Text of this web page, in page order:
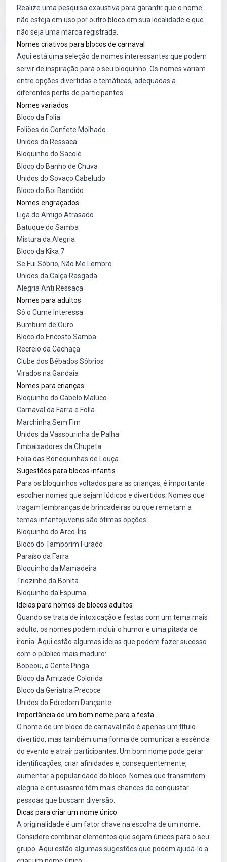
Realize uma pesquisa exaustiva para garantir que o nome
não esteja em uso por outro bloco em sua localidade e que
não seja uma marca registrada.
Nomes criativos para blocos de carnaval
Aqui está uma seleção de nomes interessantes que podem
servir de inspiração para o seu bloquinho. Os nomes variam
entre opções divertidas e temáticas, adequadas a
diferentes perfis de participantes:
Nomes variados
Bloco da Folia
Foliões do Confete Molhado
Unidos da Ressaca
Bloquinho do Sacolé
Bloco do Banho de Chuva
Unidos do Sovaco Cabeludo
Bloco do Boi Bandido
Nomes engraçados
Liga do Amigo Atrasado
Batuque do Samba
Mistura da Alegria
Bloco da Kika 7
Se Fui Sóbrio, Não Me Lembro
Unidos da Calça Rasgada
Alegria Anti Ressaca
Nomes para adultos
Só o Cume Interessa
Bumbum de Ouro
Bloco do Encosto Samba
Recreio da Cachaça
Clube dos Bêbados Sóbrios
Virados na Gandaia
Nomes para crianças
Bloquinho do Cabelo Maluco
Carnaval da Farra e Folia
Marchinha Sem Fim
Unidos da Vassourinha de Palha
Embaixadores da Chupeta
Folia das Bonequinhas de Louça
Sugestões para blocos infantis
Para os bloquinhos voltados para as crianças, é importante
escolher nomes que sejam lúdicos e divertidos. Nomes que
tragam lembranças de brincadeiras ou que remetam a
temas infantojuvenis são ótimas opções:
Bloquinho do Arco-Íris
Bloco do Tamborim Furado
Paraíso da Farra
Bloquinho da Mamadeira
Triozinho da Bonita
Bloquinho da Espuma
Ideias para nomes de blocos adultos
Quando se trata de intoxicação e festas com um tema mais
adulto, os nomes podem incluir o humor e uma pitada de
ironia. Aqui estão algumas ideias que podem fazer sucesso
com o público mais maduro:
Bobeou, a Gente Pinga
Bloco da Amizade Colorida
Bloco da Geriatria Precoce
Unidos do Edredom Dançante
Importância de um bom nome para a festa
O nome de um bloco de carnaval não é apenas um título
divertido, mas também uma forma de comunicar a essência
do evento e atrair participantes. Um bom nome pode gerar
identificações, criar afinidades e, consequentemente,
aumentar a popularidade do bloco. Nomes que transmitem
alegria e entusiasmo têm mais chances de conquistar
pessoas que buscam diversão.
Dicas para criar um nome único
A originalidade é um fator chave na escolha de um nome.
Considere combinar elementos que sejam únicos para o seu
grupo. Aqui estão algumas sugestões que podem ajudá-lo a